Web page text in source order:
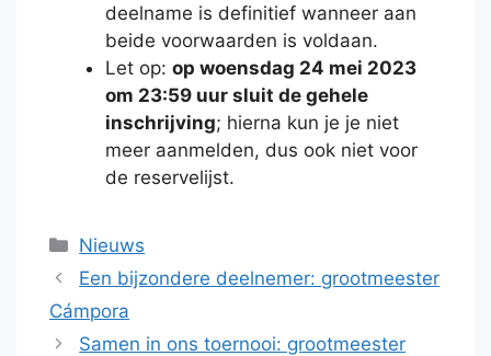
deelname is definitief wanneer aan
beide voorwaarden is voldaan.
Let op: op woensdag 24 mei 2023
om 23:59 uur sluit de gehele
inschrijving; hierna kun je je niet
meer aanmelden, dus ook niet voor
de reservelijst.
Categorieën
Nieuws
Een bijzondere deelnemer: grootmeester
Cámpora
Samen in ons toernooi: grootmeester